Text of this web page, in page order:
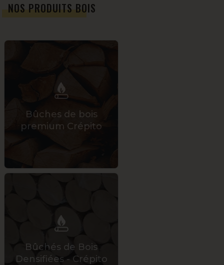
NOS PRODUITS BOIS
Bûches de bois
premium Crépito
Bûchés de Bois
Densifiées - Crépito